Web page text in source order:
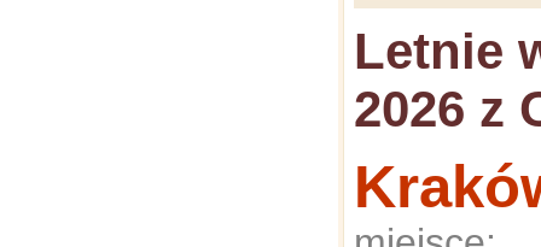
Letnie
2026 z